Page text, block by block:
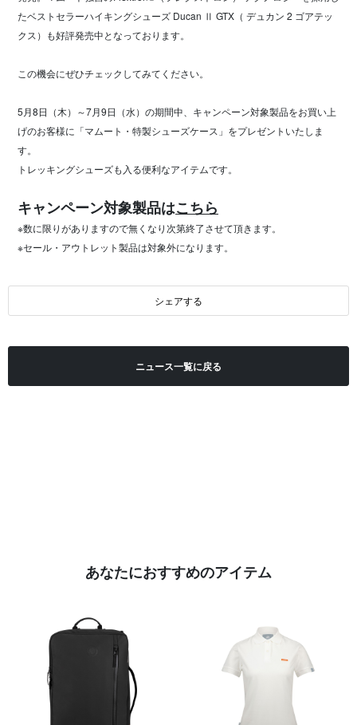
たベストセラーハイキングシューズ Ducan Ⅱ GTX（ デュカン 2 ゴアテッ
クス）も好評発売中となっております。
この機会にぜひチェックしてみてください。
5月8日（木）～7月9日（水）の期間中、キャンペーン対象製品をお買い上
げのお客様に「マムート・特製シューズケース」をプレゼントいたしま
す。
トレッキングシューズも入る便利なアイテムです。
キャンペーン対象製品はこちら
※数に限りがありますので無くなり次第終了させて頂きます。
※セール・アウトレット製品は対象外になります。
シェアする
ニュース一覧に戻る
あなたにおすすめのアイテム